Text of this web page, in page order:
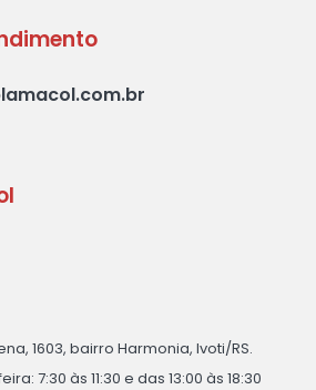
1603, bairro Harmonia, Ivoti/RS.
7:30 às 11:30 e das 13:00 às 18:30